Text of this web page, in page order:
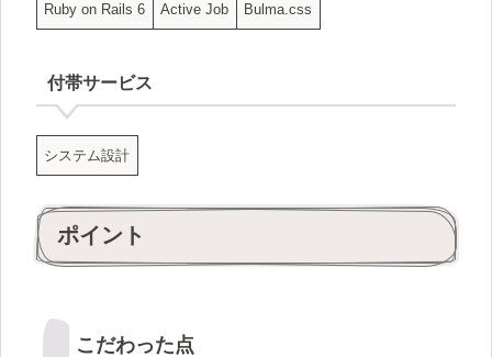
Ruby on Rails 6 Active Job Bulma.css
付帯サービス
システム設計
ポイント
こだわった点